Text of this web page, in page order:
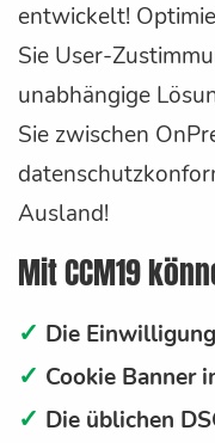
entwickelt!
Sie User-
unabhängige
Sie zwischen
Ausland!
Mit CCM19
✓ Die
✓ Cookie Banner
✓ Die üblichen